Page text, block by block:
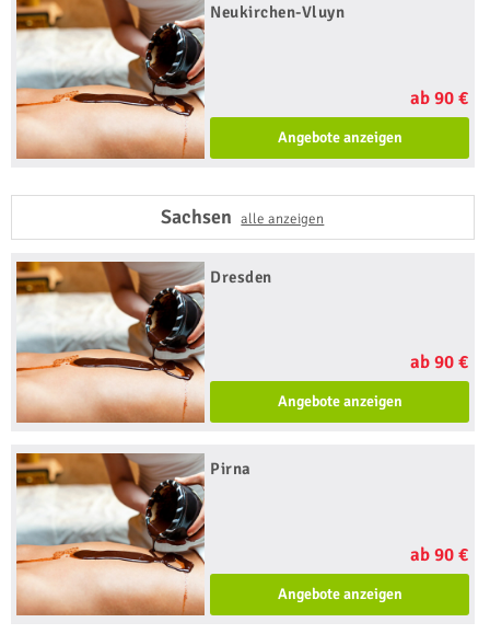
Neukirchen-Vluyn
ab 90 €
Angebote anzeigen
Sachsenalle anzeigen
Dresden
ab 90 €
Angebote anzeigen
Pirna
ab 90 €
Angebote anzeigen